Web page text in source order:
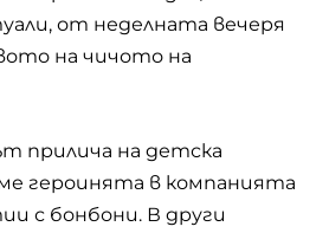
от неделната вечеря
на чичото на
прилича на детска
героинята в компанията
с бонбони. В други